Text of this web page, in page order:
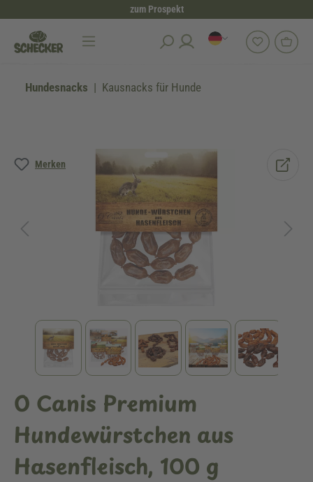
zum Prospekt
Hundesnacks Kausnacks für Hunde
Merken
Bildergalerie überspringen
O Canis Premium
Hundewürstchen aus
Hasenfleisch, 100 g